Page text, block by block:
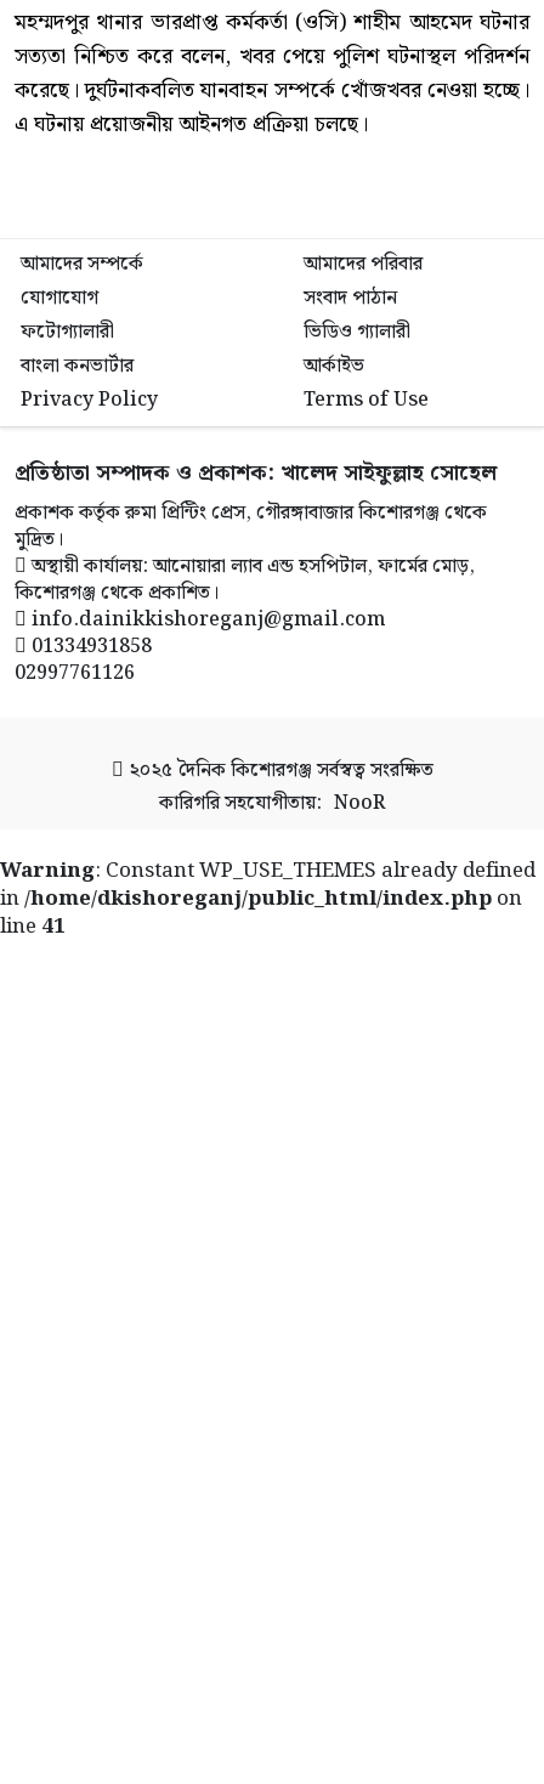
মহম্মদপুর থানার ভারপ্রাপ্ত কর্মকর্তা (ওসি) শাহীম আহমেদ ঘটনার
সত্যতা নিশ্চিত করে বলেন, খবর পেয়ে পুলিশ ঘটনাস্থল পরিদর্শন
করেছে। দুর্ঘটনাকবলিত যানবাহন সম্পর্কে খোঁজখবর নেওয়া হচ্ছে।
এ ঘটনায় প্রয়োজনীয় আইনগত প্রক্রিয়া চলছে।
আমাদের সম্পর্কে
আমাদের পরিবার
যোগাযোগ
সংবাদ পাঠান
ফটোগ্যালারী
ভিডিও গ্যালারী
বাংলা কনভার্টার
আর্কাইভ
Privacy Policy
Terms of Use
প্রতিষ্ঠাতা সম্পাদক ও প্রকাশক: খালেদ সাইফুল্লাহ সোহেল
প্রকাশক কর্তৃক রুমা প্রিন্টিং প্রেস, গৌরঙ্গাবাজার কিশোরগঞ্জ থেকে
মুদ্রিত।
অস্থায়ী কার্যালয়: আনোয়ারা ল্যাব এন্ড হসপিটাল, ফার্মের মোড়,
কিশোরগঞ্জ থেকে প্রকাশিত।
info.dainikkishoreganj@gmail.com
01334931858
02997761126
২০২৫দৈনিক কিশোরগঞ্জসর্বস্বত্ব সংরক্ষিত
কারিগরি সহযোগীতায়: NooR
Warning: Constant WP_USE_THEMES already defined
in/home/dkishoreganj/public_html/index.phpon
line 41